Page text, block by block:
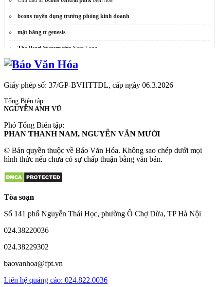
bcons tuyển dụng trưởng phòng kinh doanh
mặt bằng tt genesis
The Pearl WaterpointNam Long
may áo thun đồng phục đẹp
Thuê Norton Park
Website The Emerald River Park
Giấy phép số: 37/GP-BVHTTDL, cấp ngày 06.3.2026
Tổng Biên tập:
NGUYỄN ANH VŨ
Phó Tổng Biên tập:
PHAN THANH NAM, NGUYỄN VĂN MƯỜI
© Bản quyền thuộc về Báo Văn Hóa. Không sao chép dưới mọi
hình thức nếu chưa có sự chấp thuận bằng văn bản.
Tòa soạn
Số 141 phố Nguyễn Thái Học, phường Ô Chợ Dừa, TP Hà Nội
024.38220036
024.38229302
baovanhoa@fpt.vn
Liên hệ quảng cáo: 024.822.0036